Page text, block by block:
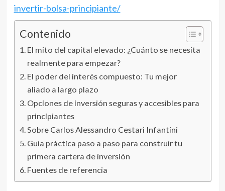
invertir-bolsa-principiante/
Contenido
El mito del capital elevado: ¿Cuánto se necesita
realmente para empezar?
El poder del interés compuesto: Tu mejor
aliado a largo plazo
Opciones de inversión seguras y accesibles para
principiantes
Sobre Carlos Alessandro Cestari Infantini
Guía práctica paso a paso para construir tu
primera cartera de inversión
Fuentes de referencia